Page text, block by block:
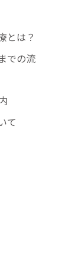
とは？
での流
て